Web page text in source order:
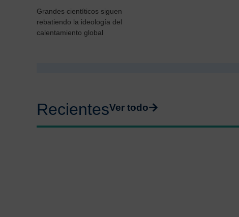
Grandes cientíticos siguen
rebatiendo la ideología del
calentamiento global
RecientesVer todo